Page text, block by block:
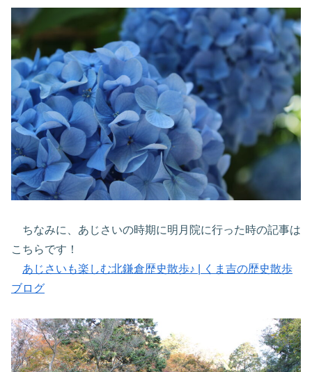
ちなみに、あじさいの時期に明月院に行った時の記事は
こちらです！
あじさいも楽しむ北鎌倉歴史散歩♪ | くま吉の歴史散歩
ブログ